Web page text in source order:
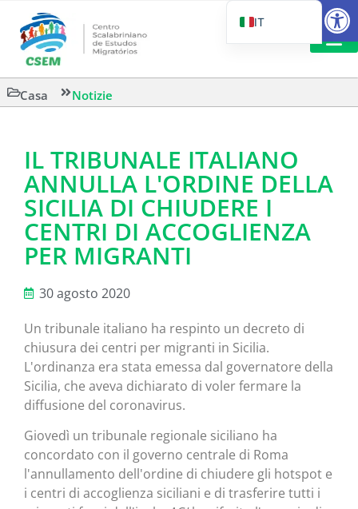
Casa Notizie
IL TRIBUNALE ITALIANO
ANNULLA L'ORDINE DELLA
SICILIA DI CHIUDERE I
CENTRI DI ACCOGLIENZA
PER MIGRANTI
30 agosto 2020
Un tribunale italiano ha respinto un decreto di
chiusura dei centri per migranti in Sicilia.
L'ordinanza era stata emessa dal governatore della
Sicilia, che aveva dichiarato di voler fermare la
diffusione del coronavirus.
Giovedì un tribunale regionale siciliano ha
concordato con il governo centrale di Roma
l'annullamento dell'ordine di chiudere gli hotspot e
i centri di accoglienza siciliani e di trasferire tutti i
IT
EN